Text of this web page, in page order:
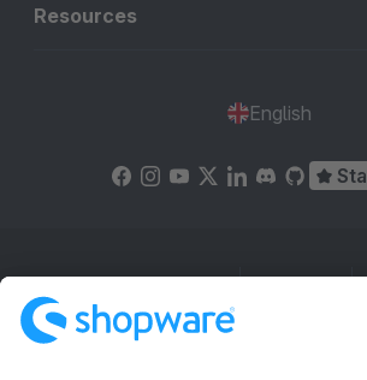
Resources
English
Cookie settings